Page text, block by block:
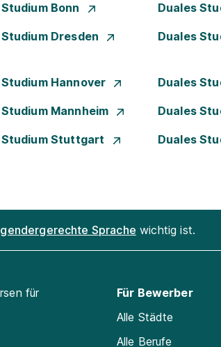
Bonn Duales
Dresden Duales
Hannover Duales
Mannheim Duales
Studium Stuttgart Duales
gendergerechte Sprache wichtig ist.
für
Für Bewerber
Alle Städte
Alle Berufe